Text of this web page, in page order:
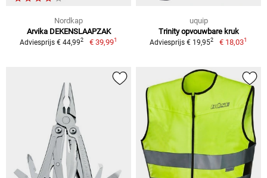
Nordkap
Arvika DEKENSLAAPZAK
Adviesprijs € 44,992 € 39,991
uquip
Trinity opvouwbare kruk
Adviesprijs € 19,952 € 18,031